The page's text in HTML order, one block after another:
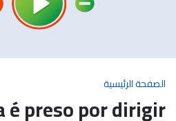
الصفحة الرئيسية
preso por dirigir